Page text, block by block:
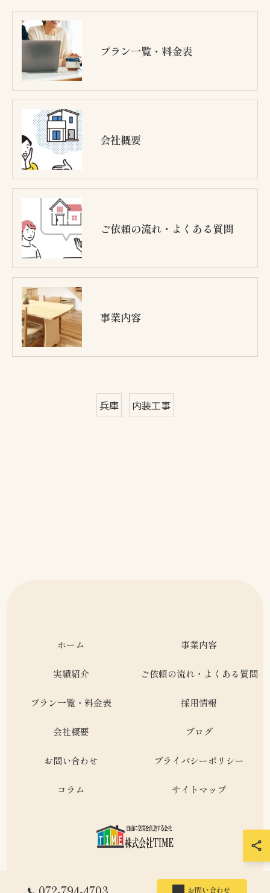
プラン一覧・料金表
会社概要
ご依頼の流れ・よくある質問
事業内容
兵庫 内装工事
お問い合わせ
ホーム 事業内容
実績紹介 ご依頼の流れ・よくある質問
プラン一覧・料金表 採用情報
会社概要 ブログ
お問い合わせ プライバシーポリシー
コラム サイトマップ